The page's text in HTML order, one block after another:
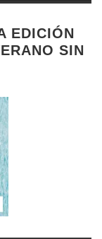
EDICIÓN
SIN